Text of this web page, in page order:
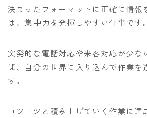
決まったフォーマットに正確に情報
は、集中力を発揮しやすい仕事です。
突発的な電話対応や来客対応が少な
ば、自分の世界に入り込んで作業を
す。
コツコツと積み上げていく作業に達